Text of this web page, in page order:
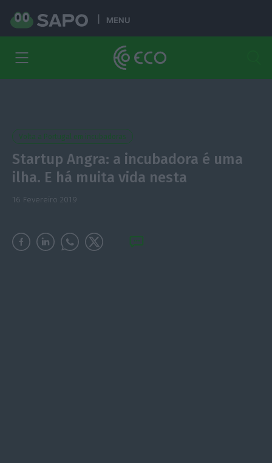
MENU
Volta a Portugal em incubadoras
Startup Angra: a incubadora é uma
ilha. E há muita vida nesta
16 Fevereiro 2019